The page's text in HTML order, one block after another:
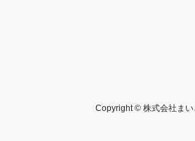
Copyright © 株式会社ま